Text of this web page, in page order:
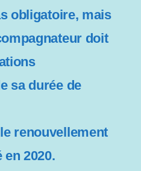
obligatoire, mais
doit
sa durée de
renouvellement
2020.